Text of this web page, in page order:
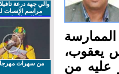
يعقوب،
عليه من
والي جهة درعة
مراسم الإنصات
الملكي السامي
من سهرات مهرجان